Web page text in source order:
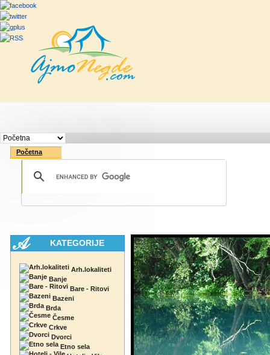
Početna
KATEGORIJE
Arh.lokaliteti
Banje
Bare - Ritovi
Bazeni
Brda
Česme
Crkve
Dvorci
Etno sela